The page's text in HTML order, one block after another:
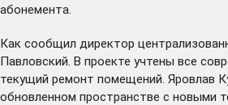
абонемента.
Как сообщил директор
Павловский. В проекте учтены все
текущий ремонт помещений. Яровлав
обновленном пространстве с новыми